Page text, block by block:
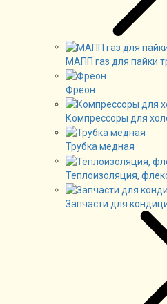
МАПП газ для пайки
Фреон
Компрессоры для
Трубка медная
Теплоизоляция,
Запчасти для